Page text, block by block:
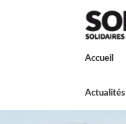
Accueil
Actualités